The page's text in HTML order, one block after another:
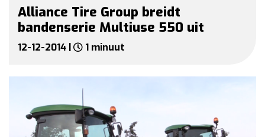
Alliance Tire Group breidt
bandenserie Multiuse 550 uit
12-12-2014 | 1 minuut